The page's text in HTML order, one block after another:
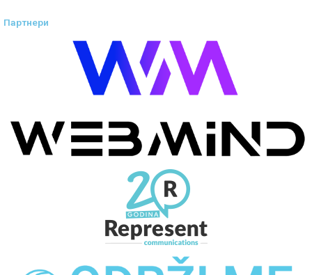
Партнери